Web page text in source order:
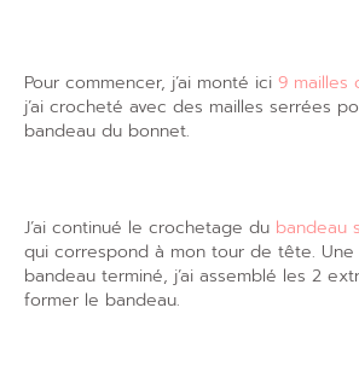
Pour commencer, j’ai monté ici 9 mailles
j’ai crocheté avec des mailles serrées
bandeau du bonnet.
J’ai continué le crochetage du bandeau
qui correspond à mon tour de tête.
bandeau terminé, j’ai assemblé les 2
former le bandeau.